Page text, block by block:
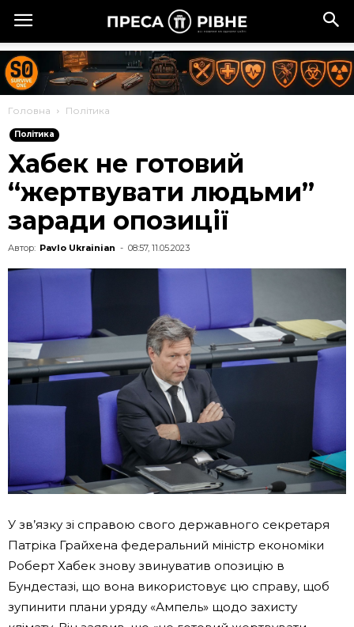
Головна Політика
Політика
Хабек не готовий
“жертвувати людьми”
заради опозиції
Автор: Pavlo Ukrainian - 08:57, 11.05.2023
У зв’язку зі справою свого державного секретаря
Патріка Грайхена федеральний міністр економіки
Роберт Хабек знову звинуватив опозицію в
Бундестазі, що вона використовує цю справу, щоб
зупинити плани уряду «Ампель» щодо захисту